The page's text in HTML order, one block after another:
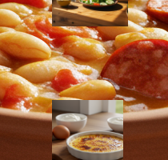
3
Rozcięta broda u
2 listopada, 2025
Creme